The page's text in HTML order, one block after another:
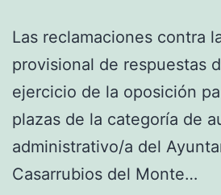
Las reclamaciones contra
provisional de respuestas
ejercicio de la oposición
plazas de la categoría de
administrativo/a del
Casarrubios del Monte…